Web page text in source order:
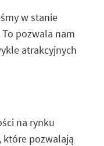
w stanie
pozwala nam
atrakcyjnych
na rynku
które pozwalają